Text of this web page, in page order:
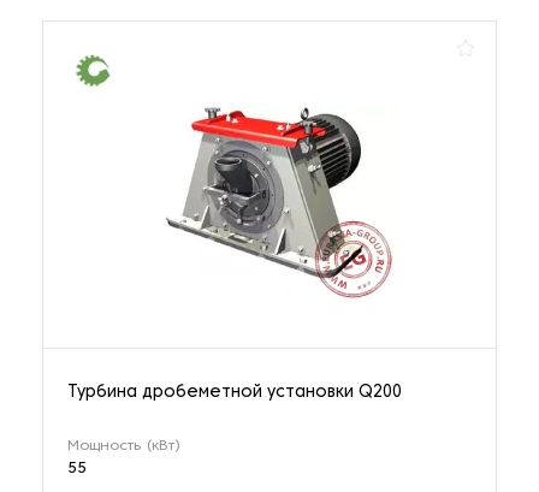
Турбина дробеметной установки Q200
Мощность (кВт)
55